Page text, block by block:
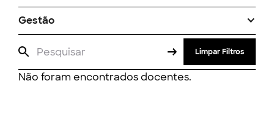
Gestão
Limpar Filtros
Não foram encontrados docentes.